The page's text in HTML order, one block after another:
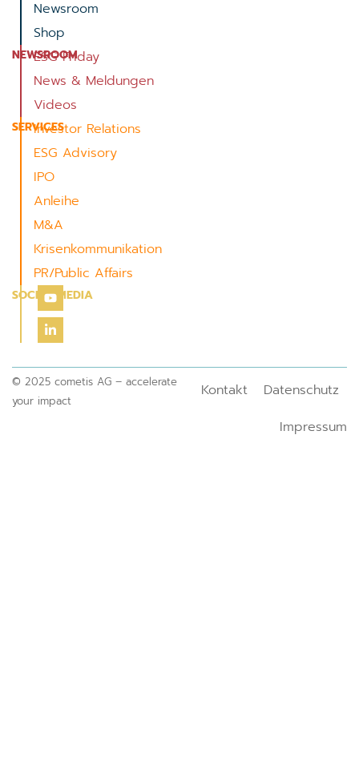
Newsroom
Shop
NEWSROOM
ESG Friday
News & Meldungen
Videos
SERVICES
Investor Relations
ESG Advisory
IPO
Anleihe
M&A
Krisenkommunikation
PR/Public Affairs
SOCIAL MEDIA
© 2025 cometis AG – accelerate
your impact
Kontakt
Datenschutz
Impressum